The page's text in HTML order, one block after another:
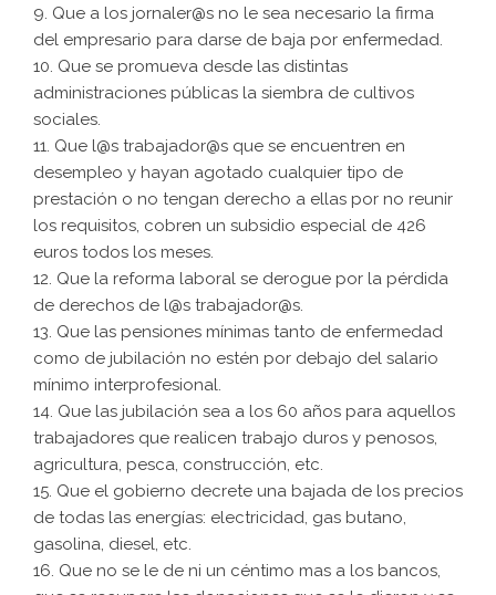
9. Que a los jornaler@s no le sea necesario la firma
del empresario para darse de baja por enfermedad.
10. Que se promueva desde las distintas
administraciones públicas la siembra de cultivos
sociales.
11. Que l@s trabajador@s que se encuentren en
desempleo y hayan agotado cualquier tipo de
prestación o no tengan derecho a ellas por no reunir
los requisitos, cobren un subsidio especial de 426
euros todos los meses.
12. Que la reforma laboral se derogue por la pérdida
de derechos de l@s trabajador@s.
13. Que las pensiones mínimas tanto de enfermedad
como de jubilación no estén por debajo del salario
mínimo interprofesional.
14. Que las jubilación sea a los 60 años para aquellos
trabajadores que realicen trabajo duros y penosos,
agricultura, pesca, construcción, etc.
15. Que el gobierno decrete una bajada de los precios
de todas las energías: electricidad, gas butano,
gasolina, diesel, etc.
16. Que no se le de ni un céntimo mas a los bancos,